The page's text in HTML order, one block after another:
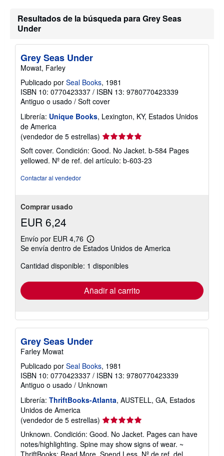
Resultados de la búsqueda para Grey Seas
Under
Grey Seas Under
Mowat, Farley
Publicado por Seal Books, 1981
ISBN 10: 0770423337 / ISBN 13: 9780770423339
Antiguo o usado / Soft cover
Librería: Unique Books, Lexington, KY, Estados Unidos
de America
(vendedor de 5 estrellas) Calificación
del
vendedor:
5
Soft cover. Condición: Good. No Jacket. b-584 Pages
yellowed. Nº de ref. del artículo: b-603-23
Contactar al vendedor
Comprar usado
EUR 6,24
Envío por EUR 4,76
Más
información
las
tarifas
envío
Se envía dentro de Estados Unidos de America
Cantidad disponible: 1 disponibles
Añadir al carrito
Grey Seas Under
Farley Mowat
Publicado por Seal Books, 1981
ISBN 10: 0770423337 / ISBN 13: 9780770423339
Antiguo o usado / Unknown
Librería: ThriftBooks-Atlanta, AUSTELL, GA, Estados
Unidos de America
(vendedor de 5 estrellas) Calificación
del
vendedor:
5
Unknown. Condición: Good. No Jacket. Pages can have
notes/highlighting. Spine may show signs of wear. ~